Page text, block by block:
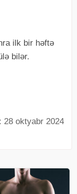
ilk bir həftə
bilər.
oktyabr 2024